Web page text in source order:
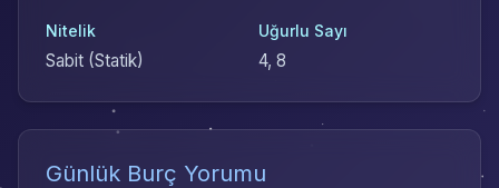
Nitelik
Sabit (Statik)
Uğurlu Sayı
4, 8
Günlük Burç Yorumu